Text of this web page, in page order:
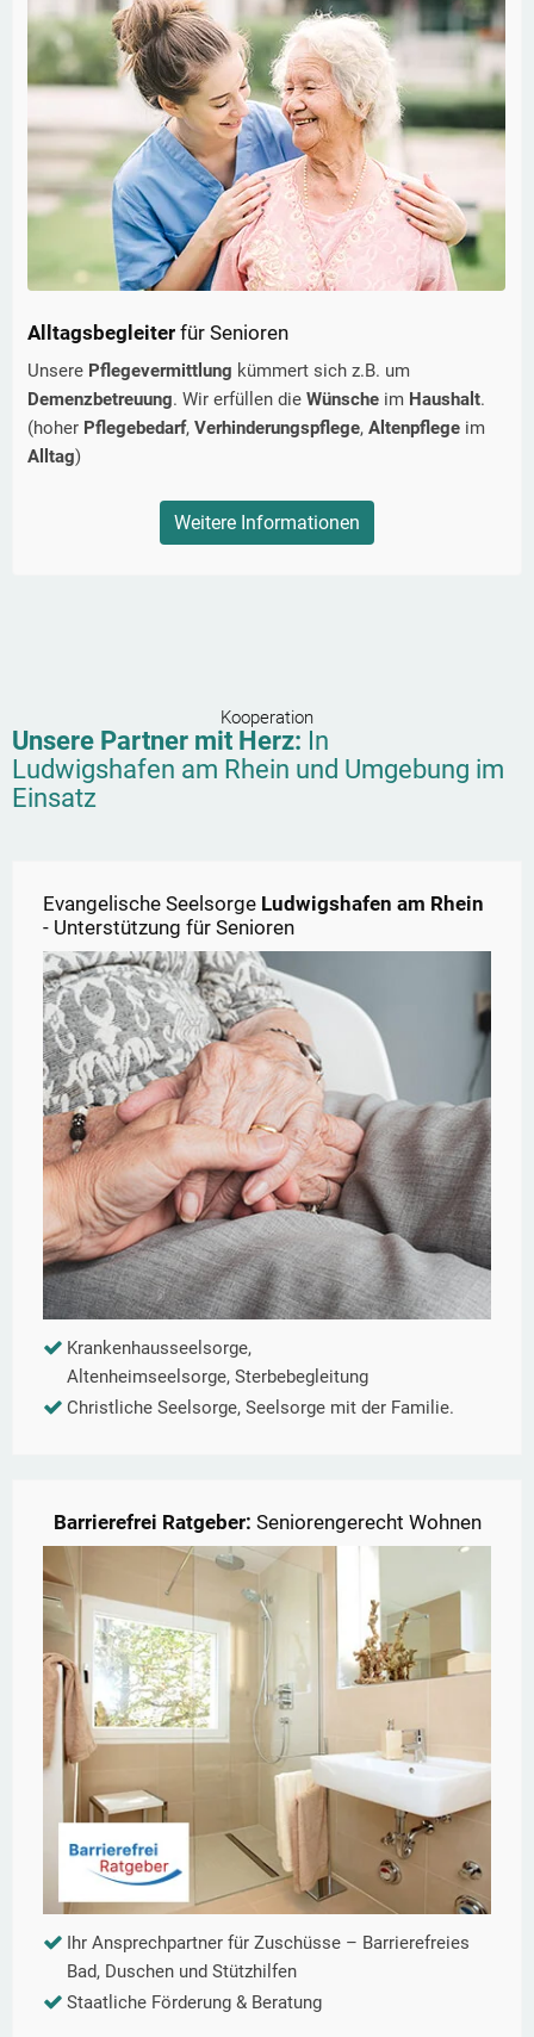
Alltagsbegleiter für Senioren
Unsere Pflegevermittlung kümmert sich z.B. um
Demenzbetreuung. Wir erfüllen die Wünsche im Haushalt.
(hoher Pflegebedarf, Verhinderungspflege, Altenpflege im
Alltag)
Weitere Informationen
Kooperation
Unsere Partner mit Herz: In
Ludwigshafen am Rhein und Umgebung im
Einsatz
Evangelische Seelsorge Ludwigshafen am Rhein
- Unterstützung für Senioren
Krankenhausseelsorge,
Altenheimseelsorge, Sterbebegleitung
Christliche Seelsorge, Seelsorge mit der Familie.
Barrierefrei Ratgeber: Seniorengerecht Wohnen
Ihr Ansprechpartner für Zuschüsse – Barrierefreies
Bad, Duschen und Stützhilfen
Staatliche Förderung & Beratung